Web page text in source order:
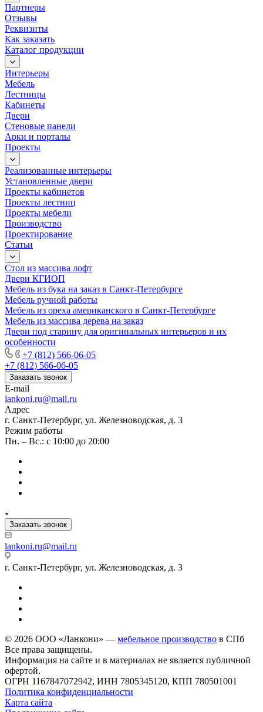
Партнеры
Отзывы
Реквизиты
Как заказать
Каталог продукции
Интерьеры
Мебель
Лестницы
Кабинеты
Двери
Стеновые панели
Арки и порталы
Проекты
Реализованные интерьеры
Установленные двери
Проекты кабинетов
Проекты лестниц
Проекты мебели
Производство
Проектирование
Статьи
Стол из массива лофт
Двери КГИОП
Мебель из бука на заказ в Санкт-Петербурге
Мебель ручной работы
Мебель из ореха американского в Санкт-Петербурге
Мебель из массива дерева на заказ
Двери под старину для оригинальных интерьеров и их
особенности
+7 (812) 566-06-05
+7 (812) 566-06-05
Заказать звонок
E-mail
lankoni.ru@mail.ru
Адрес
г. Санкт-Петербург, ул. Железноводская, д. 3
Режим работы
Пн. – Вс.: с 10:00 до 20:00
Заказать звонок
lankoni.ru@mail.ru
г. Санкт-Петербург, ул. Железноводская, д. 3
© 2026 ООО «Ланкони» — мебельное производство в СПб
Все права защищены.
Информация на сайте и в материалах не является публичной
офертой.
ОГРН 1167847072942, ИНН 7805345120, КПП 780501001
Политика конфиденциальности
Карта сайта